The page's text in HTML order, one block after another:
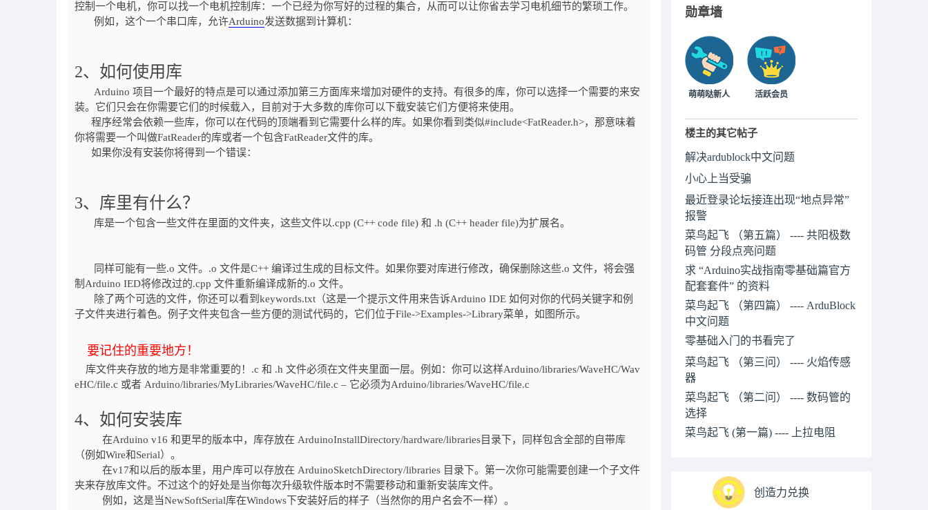
控制一个电机，你可以找一个电机控制库：一个已经为你写好的过程的集合，从而可以让你省去学习电机细节的繁琐工作。
例如，这个一个串口库，允许Arduino发送数据到计算机：
2、如何使用库
Arduino 项目一个最好的特点是可以通过添加第三方面库来增加对硬件的支持。有很多的库，你可以选择一个需要的来安
装。它们只会在你需要它们的时候载入，目前对于大多数的库你可以下载安装它们方便将来使用。
程序经常会依赖一些库，你可以在代码的顶端看到它需要什么样的库。如果你看到类似#include<FatReader.h>，那意味着
你将需要一个叫做FatReader的库或者一个包含FatReader文件的库。
如果你没有安装你将得到一个错误：
3、库里有什么？
库是一个包含一些文件在里面的文件夹，这些文件以.cpp (C++ code file) 和 .h (C++ header file)为扩展名。
同样可能有一些.o 文件。.o 文件是C++ 编译过生成的目标文件。如果你要对库进行修改，确保删除这些.o 文件，将会强
制Arduino IED将修改过的.cpp 文件重新编译成新的.o 文件。
除了两个可选的文件，你还可以看到keywords.txt（这是一个提示文件用来告诉Arduino IDE 如何对你的代码关键字和例
子文件夹进行着色。例子文件夹包含一些方便的测试代码的，它们位于File->Examples->Library菜单，如图所示。
要记住的重要地方！
库文件夹存放的地方是非常重要的！.c 和 .h 文件必须在文件夹里面一层。例如：你可以这样Arduino/libraries/WaveHC/Wav
eHC/file.c 或者 Arduino/libraries/MyLibraries/WaveHC/file.c – 它必须为Arduino/libraries/WaveHC/file.c
4、如何安装库
在Arduino v16 和更早的版本中，库存放在 ArduinoInstallDirectory/hardware/libraries目录下，同样包含全部的自带库
（例如Wire和Serial）。
在v17和以后的版本里，用户库可以存放在 ArduinoSketchDirectory/libraries 目录下。第一次你可能需要创建一个子文件
夹来存放库文件。不过这个的好处是当你每次升级软件版本时不需要移动和重新安装库文件。
例如，这是当NewSoftSerial库在Windows下安装好后的样子（当然你的用户名会不一样）。
勋章墙
萌萌哒新人 活跃会员
楼主的其它帖子
解决ardublock中文问题
小心上当受骗
最近登录论坛接连出现“地点异常”
报警
菜鸟起飞 （第五篇） ---- 共阳极数
码管 分段点亮问题
求 “Arduino实战指南零基础篇官方
配套套件” 的资料
菜鸟起飞 （第四篇） ---- ArduBlock
中文问题
零基础入门的书看完了
菜鸟起飞 （第三问） ---- 火焰传感
器
菜鸟起飞 （第二问） ---- 数码管的
选择
菜鸟起飞 (第一篇) ---- 上拉电阻
创造力兑换